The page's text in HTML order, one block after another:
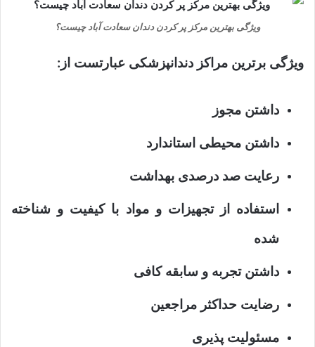
ویژگی بهترین مرکز پر کردن دندان سعادت آباد چیست؟
ویژگی برترین مراکز دندانپزشکی عبارتست از:
داشتن مجوز
داشتن محیطی استاندارد
رعایت صد درصدی بهداشت
استفاده از تجهیزات و مواد با کیفیت و شناخته
شده
داشتن تجربه و سابقه کافی
رضایت حداکثر مراجعین
مسئولیت پذیری